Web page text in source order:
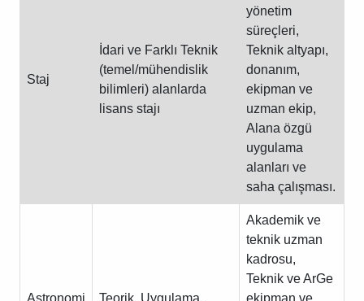
Staj
İdari ve Farklı Teknik
(temel/mühendislik
bilimleri) alanlarda
lisans stajı
yönetim
süreçleri,
Teknik altyapı,
donanım,
ekipman ve
uzman ekip,
Alana özgü
uygulama
alanları ve
saha çalışması.
Akademik ve
teknik uzman
kadrosu,
Teknik ve ArGe